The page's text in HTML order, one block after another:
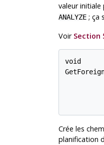
valeur
ANALYZE; ça
Voir Section
void
Crée les
planification